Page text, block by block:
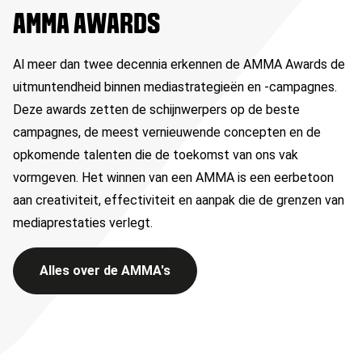
AMMA AWARDS
Al meer dan twee decennia erkennen de AMMA Awards de
uitmuntendheid binnen mediastrategieën en -campagnes.
Deze awards zetten de schijnwerpers op de beste
campagnes, de meest vernieuwende concepten en de
opkomende talenten die de toekomst van ons vak
vormgeven. Het winnen van een AMMA is een eerbetoon
aan creativiteit, effectiviteit en aanpak die de grenzen van
mediaprestaties verlegt.
Alles over de AMMA's